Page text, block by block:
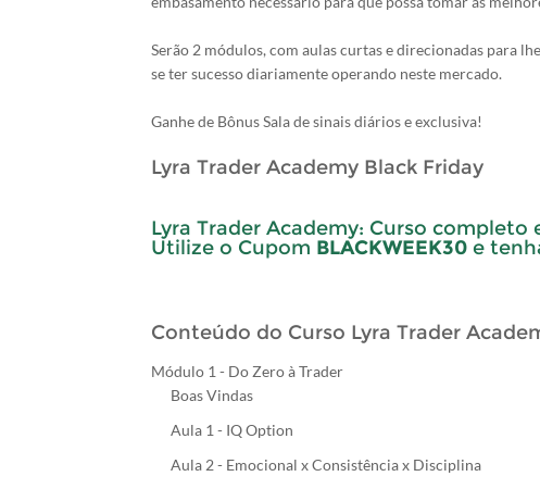
Serão 2 módulos, com aulas curtas e direcionadas para
se ter sucesso diariamente operando neste mercado.
Ganhe de Bônus Sala de sinais diários e exclusiva!
Lyra Trader Academy Black Friday
Lyra Trader Academy: Curso
Utilize o Cupom BLACKWEEK30e
Conteúdo do Curso Lyra Trader
Módulo 1 - Do Zero à Trader
Boas Vindas
Aula 1 - IQ Option
Aula 2 - Emocional x Consistência x Disciplina